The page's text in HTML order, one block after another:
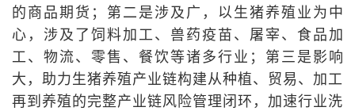
的商品期货；第二是涉及广，以生猪养殖业为中
心，涉及了饲料加工、兽药疫苗、屠宰、食品加
工、物流、零售、餐饮等诸多行业；第三是影响
大，助力生猪养殖产业链构建从种植、贸易、加工
再到养殖的完整产业链风险管理闭环，加速行业洗